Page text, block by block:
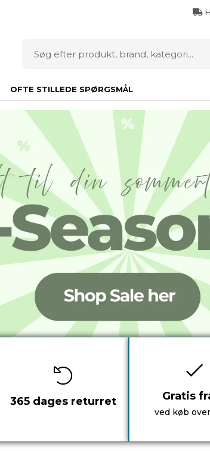
OFTE STILLEDE SPØRGSMÅL
365 dages returret Gratis
ved køb